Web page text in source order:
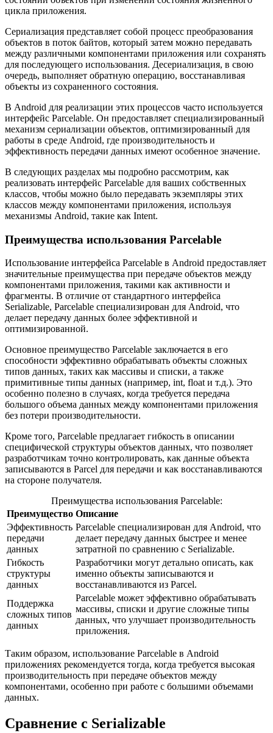
цикла приложения.
Сериализация представляет собой процесс преобразования
объектов в поток байтов, который затем можно передавать
между различными компонентами приложения или сохранять
для последующего использования. Десериализация, в свою
очередь, выполняет обратную операцию, восстанавливая
объекты из сохраненного состояния.
В Android для реализации этих процессов часто используется
интерфейс Parcelable. Он предоставляет специализированный
механизм сериализации объектов, оптимизированный для
работы в среде Android, где производительность и
эффективность передачи данных имеют особенное значение.
В следующих разделах мы подробно рассмотрим, как
реализовать интерфейс Parcelable для ваших собственных
классов, чтобы можно было передавать экземпляры этих
классов между компонентами приложения, используя
механизмы Android, такие как Intent.
Преимущества использования Parcelable
Использование интерфейса Parcelable в Android предоставляет
значительные преимущества при передаче объектов между
компонентами приложения, такими как активности и
фрагменты. В отличие от стандартного интерфейса
Serializable, Parcelable специализирован для Android, что
делает передачу данных более эффективной и
оптимизированной.
Основное преимущество Parcelable заключается в его
способности эффективно обрабатывать объекты сложных
типов данных, таких как массивы и списки, а также
примитивные типы данных (например, int, float и т.д.). Это
особенно полезно в случаях, когда требуется передача
большого объема данных между компонентами приложения
без потери производительности.
Кроме того, Parcelable предлагает гибкость в описании
специфической структуры объектов данных, что позволяет
разработчикам точно контролировать, как данные объекта
записываются в Parcel для передачи и как восстанавливаются
на стороне получателя.
Преимущества использования Parcelable:
Преимущество Описание
Эффективность
передачи
данных
Parcelable специализирован для Android, что
делает передачу данных быстрее и менее
затратной по сравнению с Serializable.
Гибкость
структуры
данных
Разработчики могут детально описать, как
именно объекты записываются и
восстанавливаются из Parcel.
Поддержка
сложных типов
данных
Parcelable может эффективно обрабатывать
массивы, списки и другие сложные типы
данных, что улучшает производительность
приложения.
Таким образом, использование Parcelable в Android
приложениях рекомендуется тогда, когда требуется высокая
производительность при передаче объектов между
компонентами, особенно при работе с большими объемами
данных.
Сравнение с Serializable